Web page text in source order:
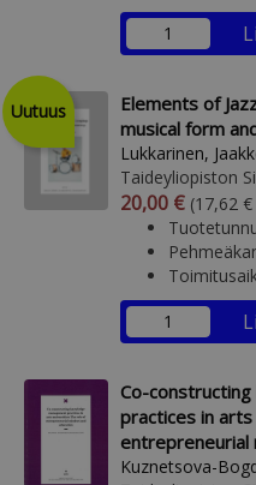
Uutuus
Elements of
musical form
Lukkarinen,
Taideyliopiston
20,00 € (17,62
Co-
practices in
entrepreneurial
Kuznetsova-